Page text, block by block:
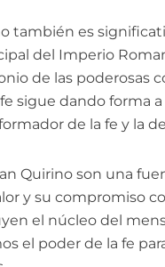
también es
del Imperio
de las poderosas
sigue dando forma
de la fe y la
Quirino son una
y su compromiso
el núcleo del
el poder de la fe